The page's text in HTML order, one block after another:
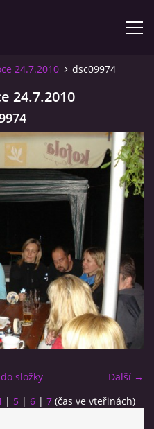
Z ROZDROJOVICKÉ
24.7.2010 dsc09974
24.7.2010
Další →
složky
| 5 | 6 | 7 (čas ve vteřinách)